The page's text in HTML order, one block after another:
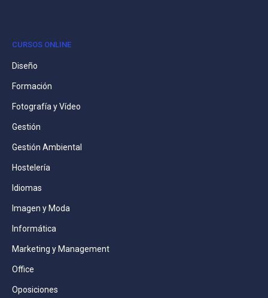
CURSOS ONLINE
Diseño
Formación
Fotografía y Vídeo
Gestión
Gestión Ambiental
Hostelería
Idiomas
Imagen y Moda
Informática
Marketing y Management
Office
Oposiciones